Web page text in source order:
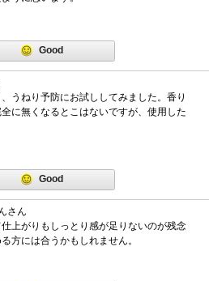
Good
うねり予防にお試ししてみました。香り
に無くなるとこはないですが、使用した
Good
さん
上がりもしっとり感が足りないのが残念
方には合うかもしれません。